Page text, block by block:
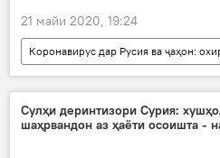
21 майи 2020, 19:24
Дар Тоҷикистон
Ҳамаи
Тандурустӣ
маризӣ
Сулҳи деринтизори Сурия:
шаҳрвандон аз ҳаёти осоишта -